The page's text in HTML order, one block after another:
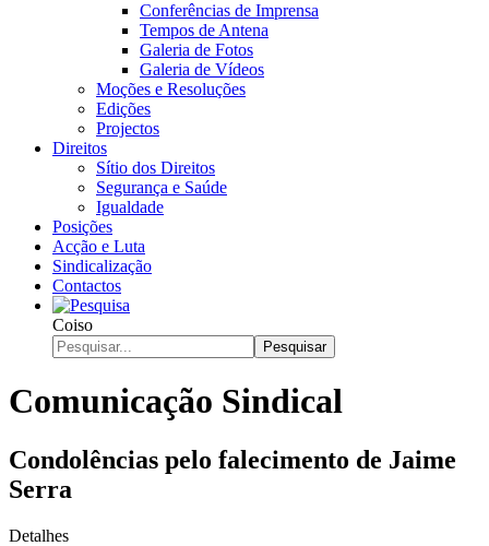
Conferências de Imprensa
Tempos de Antena
Galeria de Fotos
Galeria de Vídeos
Moções e Resoluções
Edições
Projectos
Direitos
Sítio dos Direitos
Segurança e Saúde
Igualdade
Posições
Acção e Luta
Sindicalização
Contactos
Coiso
Pesquisar
Comunicação Sindical
Condolências pelo falecimento de Jaime
Serra
Detalhes